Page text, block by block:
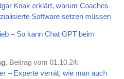
Knak erklärt, warum Coaches
Software setzen müssen
– So kann Chat GPT beim
, Beitrag vom 01.10.24:
– Experte verrät, wie man auch